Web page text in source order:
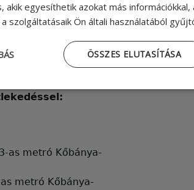
az udvarban.
lehetségesek!
as metró Kőbánya-
metró Kőbánya-
akik egyesíthetik azokat más
szolgáltatásaik Ön általi használatából
ÖSSZES ELUTASÍTÁSA